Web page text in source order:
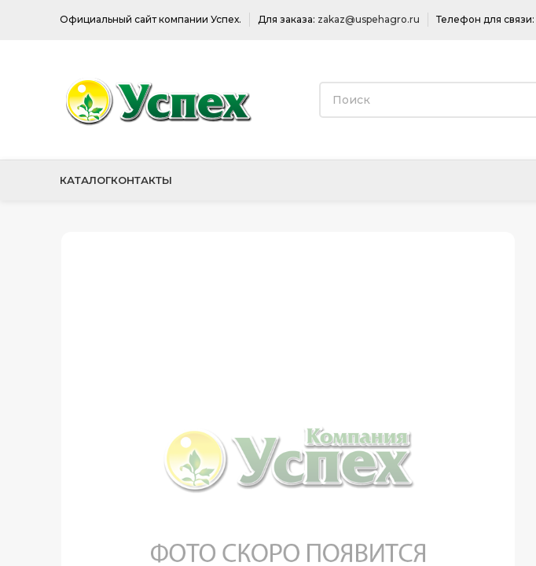
Официальный сайт компании Успех. Для заказа: zakaz@uspehagro.ru Телефон для связи:
КАТАЛОГКОНТАКТЫ